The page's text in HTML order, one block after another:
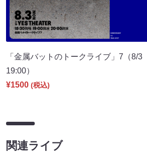
「金属バットのトークライブ」7（8/3
19:00）
¥1500 (税込)
関連ライブ